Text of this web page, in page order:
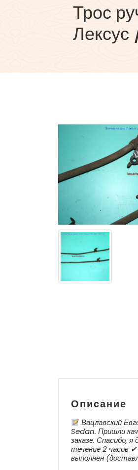
Трос
Описание
Вацлавский
Sedan. Пришли
заказе. Спасибо,
течение 2 часов
выполнен